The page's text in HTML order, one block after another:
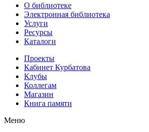
О библиотеке
Электронная библиотека
Услуги
Ресурсы
Каталоги
Проекты
Кабинет Курбатова
Клубы
Коллегам
Магазин
Книга памяти
Меню